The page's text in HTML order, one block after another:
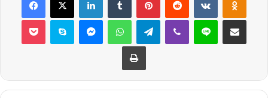
Pocket Skype MessengerWhatsAppTelegramViber Line E-Posta ile
Yazdır